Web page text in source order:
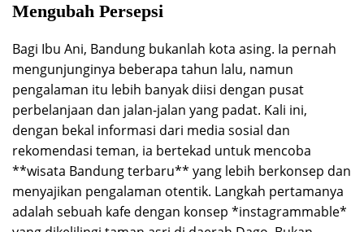
Mengubah Persepsi
Bagi Ibu Ani, Bandung bukanlah kota asing. Ia pernah
mengunjunginya beberapa tahun lalu, namun
pengalaman itu lebih banyak diisi dengan pusat
perbelanjaan dan jalan-jalan yang padat. Kali ini,
dengan bekal informasi dari media sosial dan
rekomendasi teman, ia bertekad untuk mencoba
**wisata Bandung terbaru** yang lebih berkonsep dan
menyajikan pengalaman otentik. Langkah pertamanya
adalah sebuah kafe dengan konsep *instagrammable*